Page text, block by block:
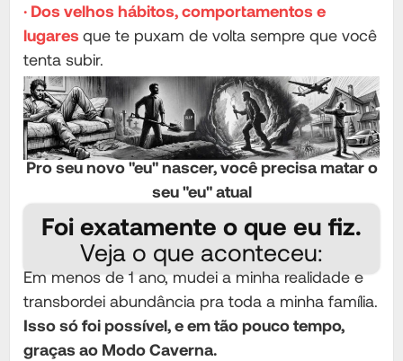
· Dos velhos hábitos, comportamentos e
lugares que te puxam de volta sempre que você
tenta subir.
Pro seu novo "eu" nascer, você precisa matar o
seu "eu" atual
Foi exatamente o que eu fiz.
Veja o que aconteceu:
Em menos de 1 ano, mudei a minha realidade e
transbordei abundância pra toda a minha família.
Isso só foi possível, e em tão pouco tempo,
graças ao Modo Caverna.